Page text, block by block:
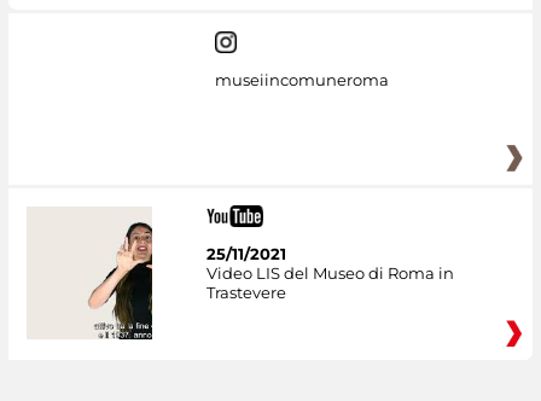
museiincomuneroma
25/11/2021
Video LIS del Museo di Roma in
Trastevere